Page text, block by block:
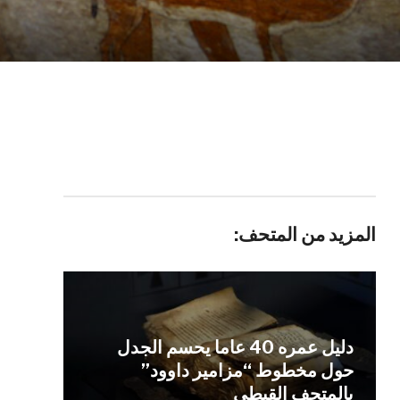
المزيد من المتحف:
دليل عمره 40 عاما يحسم الجدل
حول مخطوط “مزامير داوود”
بالمتحف القبطي